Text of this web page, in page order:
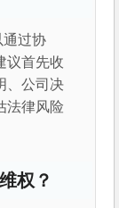
通过协
议首先收
、公司决
法律风险
权？